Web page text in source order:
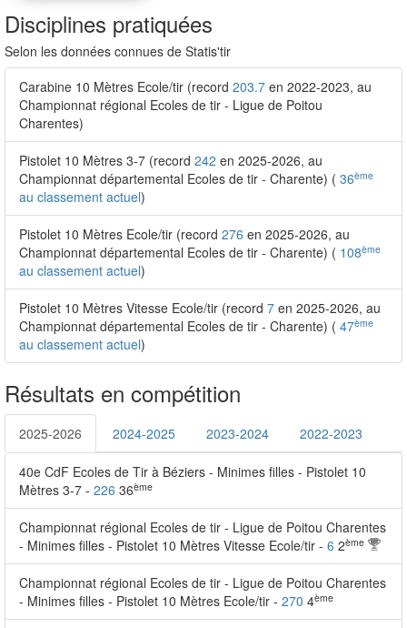
Disciplines pratiquées
Selon les données connues de Statis'tir
Carabine 10 Mètres Ecole/tir (record 203.7 en 2022-2023, au
Championnat régional Ecoles de tir - Ligue de Poitou
Charentes)
Pistolet 10 Mètres 3-7 (record 242 en 2025-2026, au
Championnat départemental Ecoles de tir - Charente) ( 36ème
au classement actuel)
Pistolet 10 Mètres Ecole/tir (record 276 en 2025-2026, au
Championnat départemental Ecoles de tir - Charente) ( 108ème
au classement actuel)
Pistolet 10 Mètres Vitesse Ecole/tir (record 7 en 2025-2026, au
Championnat départemental Ecoles de tir - Charente) ( 47ème
au classement actuel)
Résultats en compétition
2025-2026 2024-2025 2023-2024 2022-2023
40e CdF Ecoles de Tir à Béziers - Minimes filles - Pistolet 10
Mètres 3-7 - 226 36ème
Championnat régional Ecoles de tir - Ligue de Poitou Charentes
- Minimes filles - Pistolet 10 Mètres Vitesse Ecole/tir - 6 2ème
Championnat régional Ecoles de tir - Ligue de Poitou Charentes
- Minimes filles - Pistolet 10 Mètres Ecole/tir - 270 4ème